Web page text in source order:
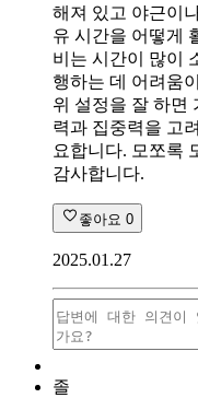
해져 있고 야근이
유 시간을 어떻게
비는 시간이 많이
행하는 데 어려움
위 설정을 잘 하면
력과 집중력을 고
요합니다. 모쪼록
감사합니다.
좋아요 0
2025.01.27
졸